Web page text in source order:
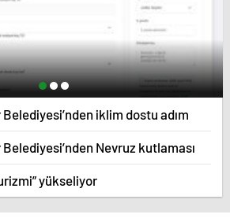
iklim dostu adım
Nevruz kutlaması
yükseliyor